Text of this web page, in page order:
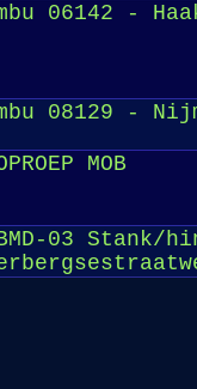
06142 -
08129 -
MOB
03